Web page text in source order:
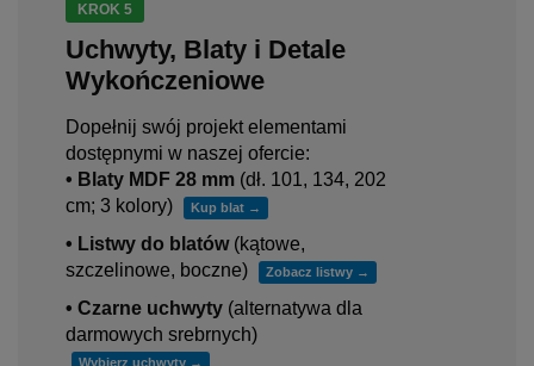
KROK 5
Uchwyty, Blaty i Detale
Wykończeniowe
Dopełnij swój projekt elementami
dostępnymi w naszej ofercie:
• Blaty MDF 28 mm (dł. 101, 134, 202
cm; 3 kolory)
Kup blat →
• Listwy do blatów(kątowe,
szczelinowe, boczne)
Zobacz listwy →
• Czarne uchwyty (alternatywa dla
darmowych srebrnych)
Wybierz uchwyty →